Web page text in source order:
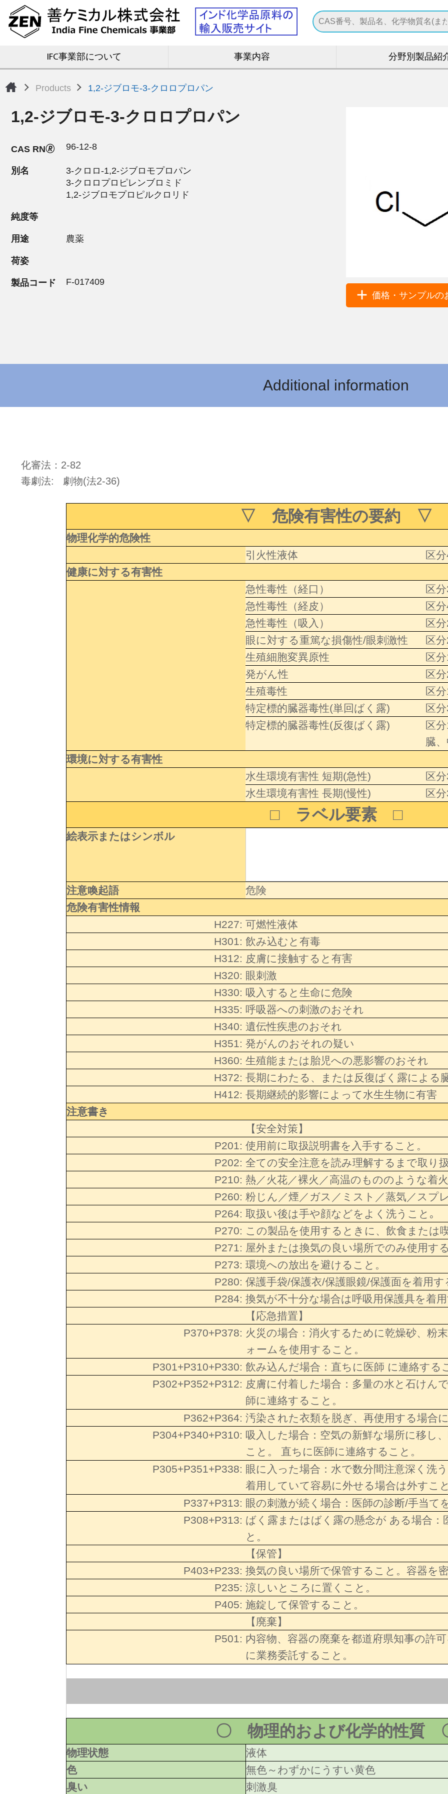
IFC事業部について 事業内容 分野別製品紹
Products 1,2-ジブロモ-3-クロロプロパン
価格・サンプルの
1,2-ジブロモ-3-クロロプロパン
CAS RN🄬 96-12-8
別名
3-クロロ-1,2-ジブロモプロパン
3-クロロプロピレンブロミド
1,2-ジブロモプロピルクロリド
純度等
用途 農薬
荷姿
製品コード F-017409
Additional information
化審法：2-82
毒劇法: 劇物(法2-36)
▽ 危険有害性の要約 ▽
物理化学的危険性
引火性液体
区
健康に対する有害性
急性毒性（経口）
区
急性毒性（経皮）
区
急性毒性（吸入）
区
眼に対する重篤な損傷性/眼刺激性
区
生殖細胞変異原性
区
発がん性
区
生殖毒性
区
特定標的臓器毒性(単回ばく露)
区
特定標的臓器毒性(反復ばく露)
区
臓
環境に対する有害性
水生環境有害性 短期(急性)
区
水生環境有害性 長期(慢性)
区
□ ラベル要素 □
絵表示またはシンボル
注意喚起語
危険
危険有害性情報
H227: 可燃性液体
H301: 飲み込むと有毒
H312: 皮膚に接触すると有害
H320: 眼刺激
H330: 吸入すると生命に危険
H335: 呼吸器への刺激のおそれ
H340: 遺伝性疾患のおそれ
H351: 発がんのおそれの疑い
H360: 生殖能または胎児への悪影響のおそれ
H372: 長期にわたる、または反復ばく露による
H412: 長期継続的影響によって水生生物に有害
注意書き
【安全対策】
P201: 使用前に取扱説明書を入手すること。
P202: 全ての安全注意を読み理解するまで取り
P210: 熱／火花／裸火／高温のもののような着
P260: 粉じん／煙／ガス／ミスト／蒸気／スプ
P264: 取扱い後は手や顔などをよく洗うこと｡
P270: この製品を使用するときに、飲食または
P271: 屋外または換気の良い場所でのみ使用する
P273: 環境への放出を避けること。
P280: 保護手袋/保護衣/保護眼鏡/保護面を着用す
P284: 換気が不十分な場合は呼吸用保護具を着用
【応急措置】
P370+P378: 火災の場合：消火するために乾燥砂、粉
ォームを使用すること。
P301+P310+P330: 飲み込んだ場合：直ちに医師 に連絡する
P302+P352+P312: 皮膚に付着した場合：多量の水と石けん
師に連絡すること。
P362+P364: 汚染された衣類を脱ぎ、再使用する場合
P304+P340+P310: 吸入した場合：空気の新鮮な場所に移し
こと。 直ちに医師に連絡すること。
P305+P351+P338: 眼に入った場合：水で数分間注意深く洗
着用していて容易に外せる場合は外すこ
P337+P313: 眼の刺激が続く場合：医師の診断/手当て
P308+P313: ばく露またはばく露の懸念が ある場合：
と。
【保管】
P403+P233: 換気の良い場所で保管すること。容器を
P235: 涼しいところに置くこと。
P405: 施錠して保管すること。
【廃棄】
P501: 内容物、容器の廃棄を都道府県知事の許
に業務委託すること。
〇 物理的および化学的性質
物理状態
液体
色
無色～わずかにうすい黄色
臭い
刺激臭